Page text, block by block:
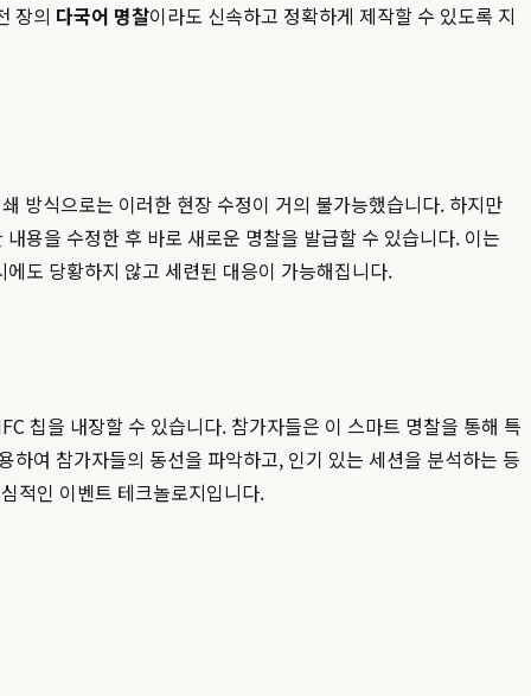
장의 다국어 명찰이라도 신속하고 정확하게 제작할 수 있도록 지
방식으로는 이러한 현장 수정이 거의 불가능했습니다. 하지만
용을 수정한 후 바로 새로운 명찰을 발급할 수 있습니다. 이는
도 당황하지 않고 세련된 대응이 가능해집니다.
칩을 내장할 수 있습니다. 참가자들은 이 스마트 명찰을 통해 특
여 참가자들의 동선을 파악하고, 인기 있는 세션을 분석하는 등
적인 이벤트 테크놀로지입니다.